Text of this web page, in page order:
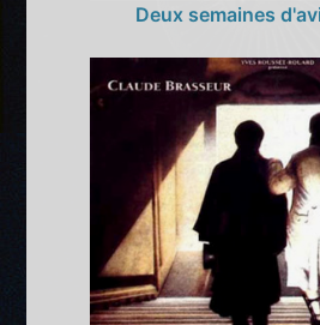
Deux semaines